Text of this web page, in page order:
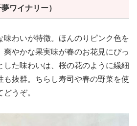
本分）で、とてもお得な価格設定で
が広がります。
ミングな印象が特徴で、華やかな香
れからの季節におすすめ♪
ワイナリー）
味わいが特徴。ほんのりピンク色を
爽やかな果実味が春のお花見にぴっ
した味わいは、桜の花のように繊細
も抜群。ちらし寿司や春の野菜を使
うぞ。